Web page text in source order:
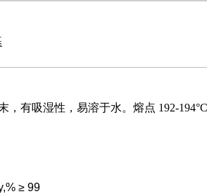
，有吸湿性，易溶于水。熔点 192-194°C
≥ 99